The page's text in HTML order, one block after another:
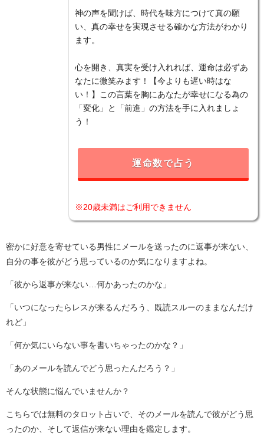
神の声を聞けば、時代を味方につけて真の願
い、真の幸せを実現させる確かな方法がわかり
ます。
心を開き、真実を受け入れれば、運命は必ずあ
なたに微笑みます！【今よりも遅い時はな
い！】この言葉を胸にあなたが幸せになる為の
「変化」と「前進」の方法を手に入れましょ
う！
運命数で占う
※20歳未満はご利用できません
密かに好意を寄せている男性にメールを送ったのに返事が来ない、
自分の事を彼がどう思っているのか気になりますよね。
「彼から返事が来ない…何かあったのかな」
「いつになったらレスが来るんだろう、既読スルーのままなんだけ
れど」
「何か気にいらない事を書いちゃったのかな？」
「あのメールを読んでどう思ったんだろう？」
そんな状態に悩んでいませんか？
こちらでは無料のタロット占いで、そのメールを読んで彼がどう思
ったのか、そして返信が来ない理由を鑑定します。